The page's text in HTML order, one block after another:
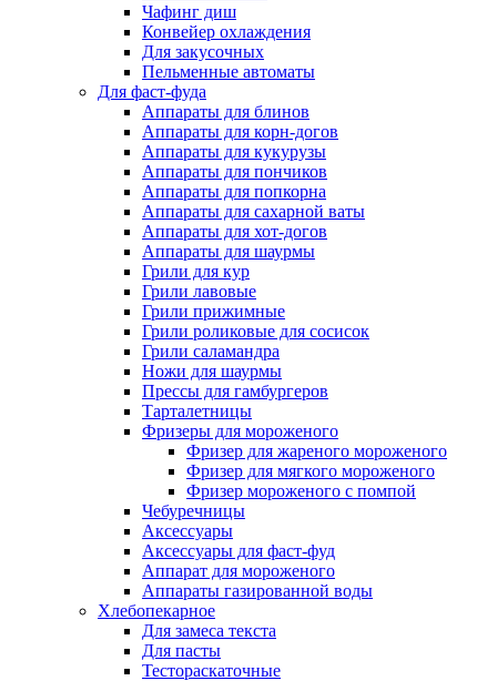
Чафинг диш
Конвейер охлаждения
Для закусочных
Пельменные автоматы
Для фаст-фуда
Аппараты для блинов
Аппараты для корн-догов
Аппараты для кукурузы
Аппараты для пончиков
Аппараты для попкорна
Аппараты для сахарной ваты
Аппараты для хот-догов
Аппараты для шаурмы
Грили для кур
Грили лавовые
Грили прижимные
Грили роликовые для сосисок
Грили саламандра
Ножи для шаурмы
Прессы для гамбургеров
Тарталетницы
Фризеры для мороженого
Фризер для жареного мороженого
Фризер для мягкого мороженого
Фризер мороженого с помпой
Чебуречницы
Аксессуары
Аксессуары для фаст-фуд
Аппарат для мороженого
Аппараты газированной воды
Хлебопекарное
Для замеса текста
Для пасты
Тестораскаточные